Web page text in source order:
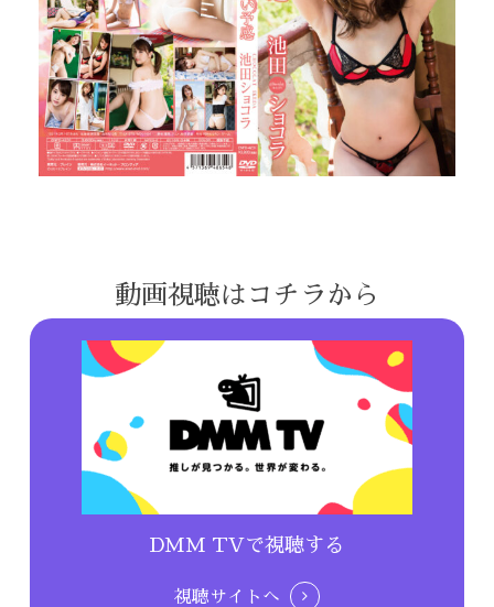
動画視聴はコチラから
DMM TVで視聴する
視聴サイトへ